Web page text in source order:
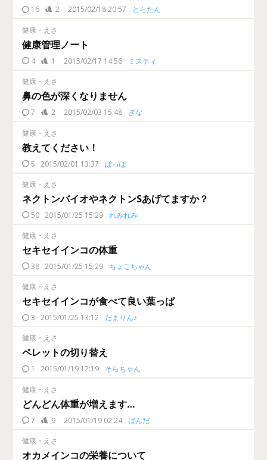
16 2 2015/02/18 20:57 とらたん
健康・えさ
健康管理ノート
4 1 2015/02/17 14:56 ミスティ
健康・えさ
鼻の色が深くなりません
7 2 2015/02/03 15:48 ぎな
健康・えさ
教えてください！
5 2015/02/01 13:37 ぽっぽ
健康・えさ
ネクトンバイオやネクトンSあげてますか？
50 2015/01/25 15:29 れみれみ
健康・えさ
セキセイインコの体重
38 2015/01/25 15:29 ちょこちゃん
健康・えさ
セキセイインコが食べて良い葉っぱ
3 2015/01/25 13:12 だまりん♪
健康・えさ
ペレットの切り替え
1 2015/01/19 12:19 そらちゃん
健康・えさ
どんどん体重が増えます…
7 9 2015/01/19 02:24 ぱんだ
健康・えさ
オカメインコの栄養について